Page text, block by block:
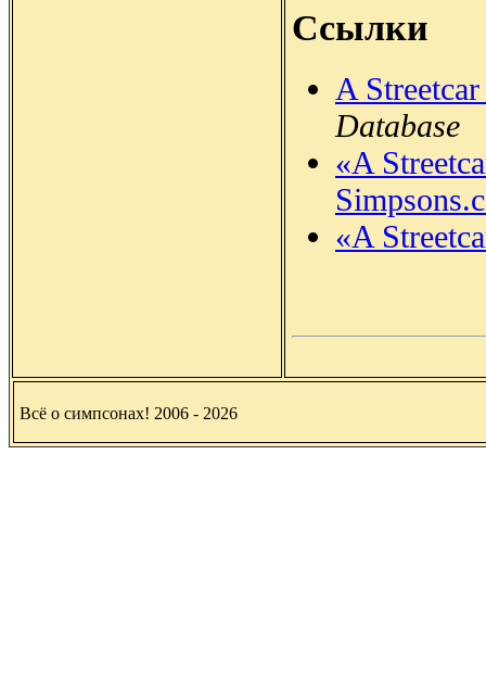
Ссылки
A
Database
«A
«A
Всё о симпсонах! 2006 - 2026